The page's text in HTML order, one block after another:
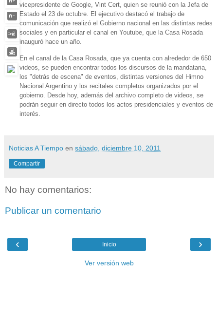
vicepresidente de Google, Vint Cert, quien se reunió con la Jefa de
Estado el 23 de octubre. El ejecutivo destacó el trabajo de
comunicación que realizó el Gobierno nacional en las distintas redes
sociales y en particular el canal en Youtube, que la Casa Rosada
inauguró hace un año.
En el canal de la Casa Rosada, que ya cuenta con alrededor de 650
videos, se pueden encontrar todos los discursos de la mandataria,
los "detrás de escena" de eventos, distintas versiones del Himno
Nacional Argentino y los recitales completos organizados por el
gobierno. Desde hoy, además del archivo completo de videos, se
podrán seguir en directo todos los actos presidenciales y eventos de
interés.
Noticias A Tiempo en sábado, diciembre 10, 2011
Compartir
No hay comentarios:
Publicar un comentario
‹ ›
Inicio
Ver versión web